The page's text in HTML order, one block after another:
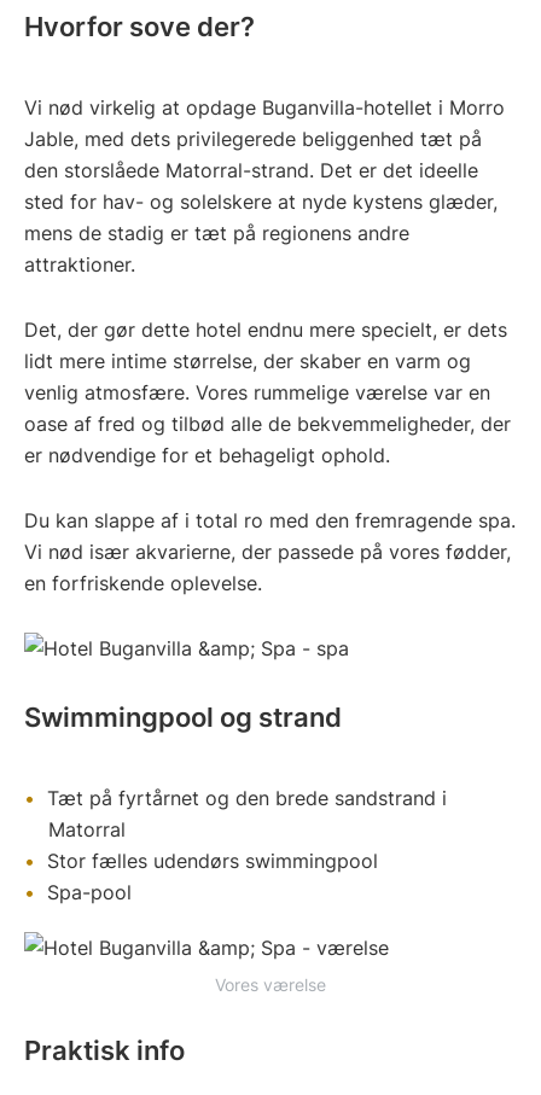
Hvorfor sove der?
Vi nød virkelig at opdage Buganvilla-hotellet i Morro
Jable, med dets privilegerede beliggenhed tæt på
den storslåede Matorral-strand. Det er det ideelle
sted for hav- og solelskere at nyde kystens glæder,
mens de stadig er tæt på regionens andre
attraktioner.
Det, der gør dette hotel endnu mere specielt, er dets
lidt mere intime størrelse, der skaber en varm og
venlig atmosfære. Vores rummelige værelse var en
oase af fred og tilbød alle de bekvemmeligheder, der
er nødvendige for et behageligt ophold.
Du kan slappe af i total ro med den fremragende spa.
Vi nød især akvarierne, der passede på vores fødder,
en forfriskende oplevelse.
Swimmingpool og strand
Tæt på fyrtårnet og den brede sandstrand i
Matorral
Stor fælles udendørs swimmingpool
Spa-pool
Vores værelse
Praktisk info